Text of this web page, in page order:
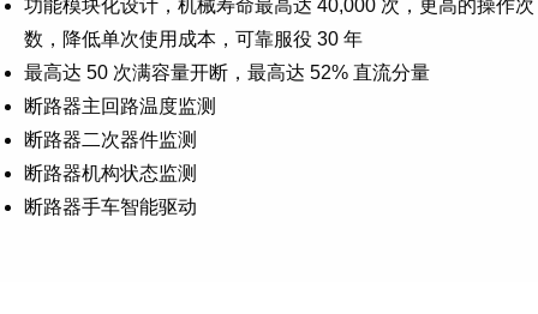
Suggestions
Products
See more products
Shopping list preview
0
功能模块化设计，机械寿命最高达 40,000 次，更高的操作次
数，降低单次使用成本，可靠服役 30 年
最高达 50 次满容量开断，最高达 52% 直流分量
断路器主回路温度监测
断路器二次器件监测
断路器机构状态监测
断路器手车智能驱动